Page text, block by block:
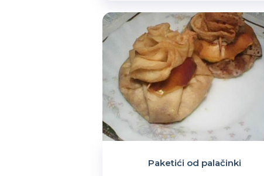
Paketići od palačinki